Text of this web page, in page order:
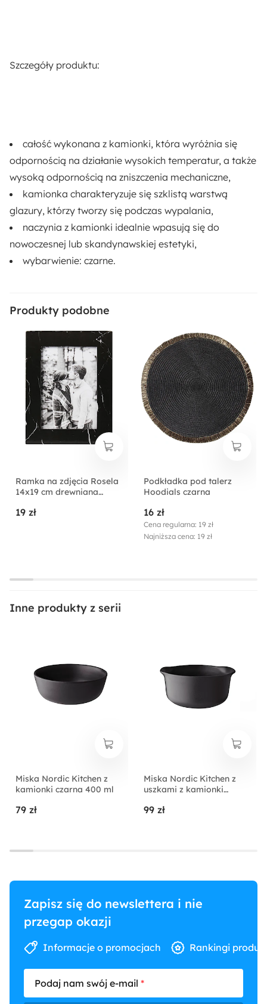
Szczegóły produktu:
całość wykonana z kamionki, która wyróżnia się
odpornością na działanie wysokich temperatur, a także
wysoką odpornością na zniszczenia mechaniczne,
kamionka charakteryzuje się szklistą warstwą
glazury, którzy tworzy się podczas wypalania,
naczynia z kamionki idealnie wpasują się do
nowoczesnej lub skandynawskiej estetyki,
wybarwienie: czarne.
Produkty podobne
Ramka na zdjęcia Rosela
14x19 cm drewniana
19 zł
Podkładka pod talerz
Hoodials czarna
16 zł
Cena regularna: 19 zł
Najniższa cena: 19 zł
Inne produkty z serii
Miska Nordic Kitchen z
kamionki czarna 400 ml
79 zł
Miska Nordic Kitchen z
uszkami z kamionki
99 zł
Zapisz się do newslettera i nie
przegap okazji
Informacje o promocjach Rankingi
Podaj nam swój e-mail